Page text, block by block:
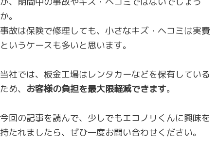
か。
事故は保険で修理しても、小さなキズ・ヘコミは実費
というケースも多いと思います。
当社では、板金工場はレンタカーなどを保有している
ため、 お客様の負担を最大限軽減できます。
今回の記事を読んで、少しでもエコノリくんに興味を
持たれましたら、ぜひ一度お問い合わせください。